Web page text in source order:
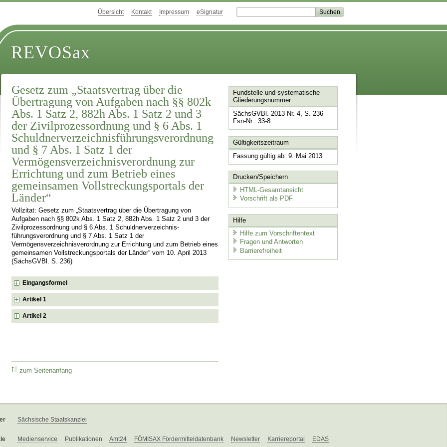
Übersicht Kontakt Impressum eSignatur
REVOSax
Gesetz zum „Staatsvertrag über die
Übertragung von Aufgaben nach §§ 802k
Abs. 1 Satz 2, 882h Abs. 1 Satz 2 und 3
der Zivilprozessordnung und § 6 Abs. 1
Schuldnerverzeichnis­führungsverordnung
und § 7 Abs. 1 Satz 1 der
Vermögensverzeichnisverordnung zur
Errichtung und zum Betrieb eines
gemeinsamen Vollstreckungsportals der
Länder“
Vollzitat: Gesetz zum „Staatsvertrag über die Übertragung von
Aufgaben nach §§ 802k Abs. 1 Satz 2, 882h Abs. 1 Satz 2 und 3 der
Zivilprozessordnung und § 6 Abs. 1 Schuldnerverzeichnis­
führungsverordnung und § 7 Abs. 1 Satz 1 der
Vermögensverzeichnisverordnung zur Errichtung und zum Betrieb eines
gemeinsamen Vollstreckungsportals der Länder“ vom 10. April 2013
(SächsGVBl. S. 236)
Eingangsformel
Artikel 1
Artikel 2
zum Seitenanfang
Fundstelle und systematische
Gliederungsnummer
SächsGVBl. 2013 Nr. 4, S. 236
Fsn-Nr.: 33-8
Gültigkeitszeitraum
Fassung gültig ab: 9. Mai 2013
Drucken/Speichern
HTML-Gesamtansicht
Vorschrift als PDF
Hilfe
Hilfe zum Vorschriftentext
Fragen und Antworten
Barrierefreiheit
Sächsische Staatskanzlei
Medienservice Publikationen Amt24 FÖMISAX Fördermitteldatenbank Newsletter Karriereportal EDAS